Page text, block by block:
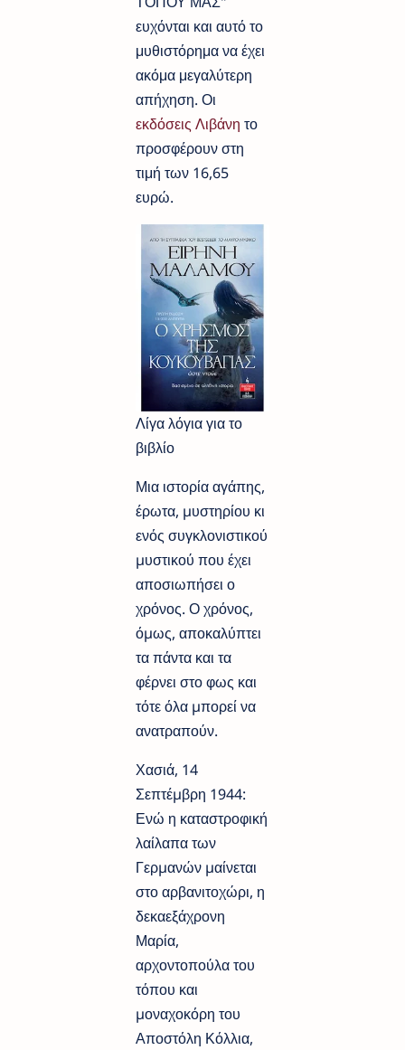
ευχόνται και αυτό το
μυθιστόρημα να έχει
ακόμα μεγαλύτερη
απήχηση. Οι
εκδόσεις Λιβάνη το
προσφέρουν στη
τιμή των 16,65
ευρώ.
Λίγα λόγια για το
βιβλίο
Μια ιστορία αγάπης,
έρωτα, µυστηρίου κι
ενός συγκλονιστικού
µυστικού που έχει
αποσιωπήσει ο
χρόνος. Ο χρόνος,
όµως, αποκαλύπτει
τα πάντα και τα
φέρνει στο φως και
τότε όλα µπορεί να
ανατραπούν.
Χασιά, 14
Σεπτέµβρη 1944:
Ενώ η καταστροφική
λαίλαπα των
Γερµανών µαίνεται
στο αρβανιτοχώρι, η
δεκαεξάχρονη
Μαρία,
αρχοντοπούλα του
τόπου και
µοναχοκόρη του
Αποστόλη Κόλλια,